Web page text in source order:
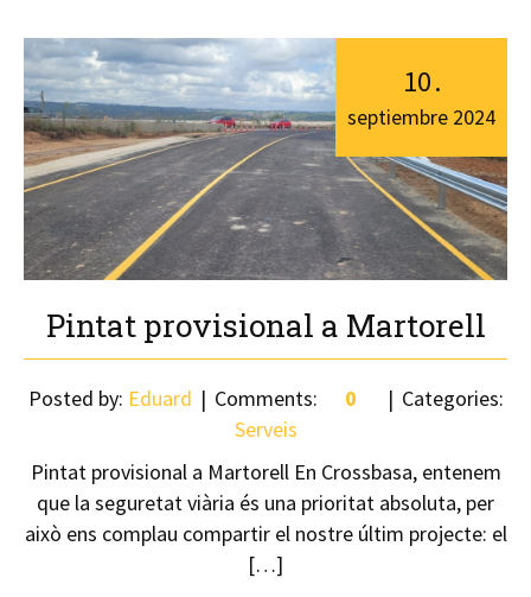
Pintat provisional a Martorell
10.
septiembre 2024
Posted by: Eduard Comments: 0
Categories:
Serveis
Pintat provisional a Martorell En Crossbasa, entenem
que la seguretat viària és una prioritat absoluta, per
això ens complau compartir el nostre últim projecte: el
[…]